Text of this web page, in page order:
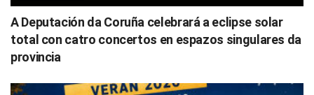
A Deputación da Coruña celebrará a eclipse solar
total con catro concertos en espazos singulares da
provincia